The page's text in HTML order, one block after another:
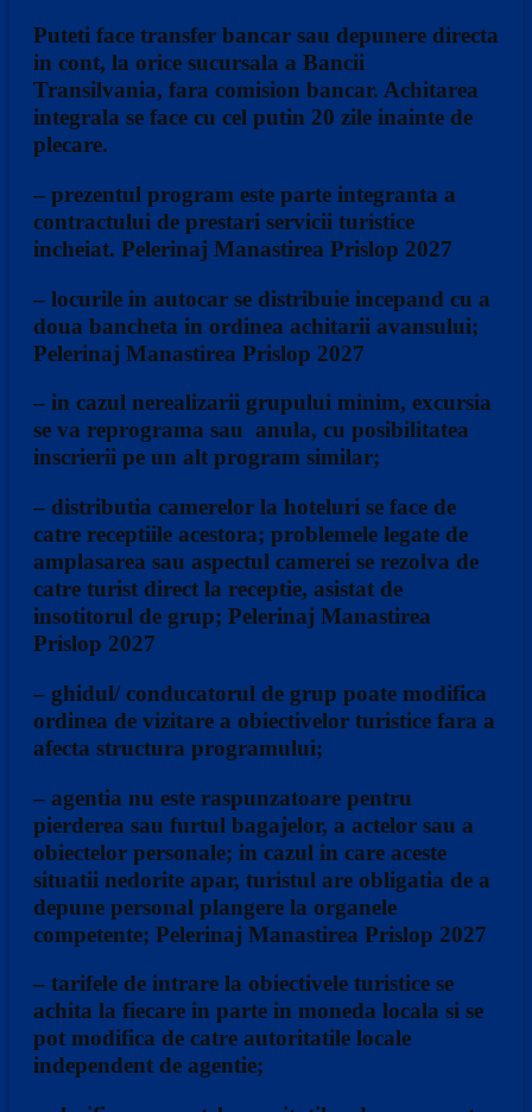
Puteti face transfer bancar sau depunere directa
in cont, la orice sucursala a Bancii
Transilvania, fara comision bancar. Achitarea
integrala se face cu cel putin 20 zile inainte de
plecare.
– prezentul program este parte integranta a
contractului de prestari servicii turistice
incheiat. Pelerinaj Manastirea Prislop 2027
– locurile in autocar se distribuie incepand cu a
doua bancheta in ordinea achitarii avansului;
Pelerinaj Manastirea Prislop 2027
– in cazul nerealizarii grupului minim, excursia
se va reprograma sau anula, cu posibilitatea
inscrierii pe un alt program similar;
– distributia camerelor la hoteluri se face de
catre receptiile acestora; problemele legate de
amplasarea sau aspectul camerei se rezolva de
catre turist direct la receptie, asistat de
insotitorul de grup; Pelerinaj Manastirea
Prislop 2027
– ghidul/ conducatorul de grup poate modifica
ordinea de vizitare a obiectivelor turistice fara a
afecta structura programului;
– agentia nu este raspunzatoare pentru
pierderea sau furtul bagajelor, a actelor sau a
obiectelor personale; in cazul in care aceste
situatii nedorite apar, turistul are obligatia de a
depune personal plangere la organele
competente; Pelerinaj Manastirea Prislop 2027
– tarifele de intrare la obiectivele turistice se
achita la fiecare in parte in moneda locala si se
pot modifica de catre autoritatile locale
independent de agentie;